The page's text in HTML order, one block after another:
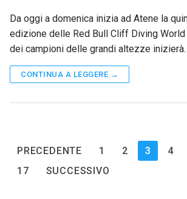
Da oggi a domenica inizia ad Atene la
edizione delle Red Bull Cliff Diving
dei campioni delle grandi altezze
CONTINUA A LEGGERE →
Paginazione
degli
PRECEDENTE 1 2 3 4
17
SUCCESSIVO